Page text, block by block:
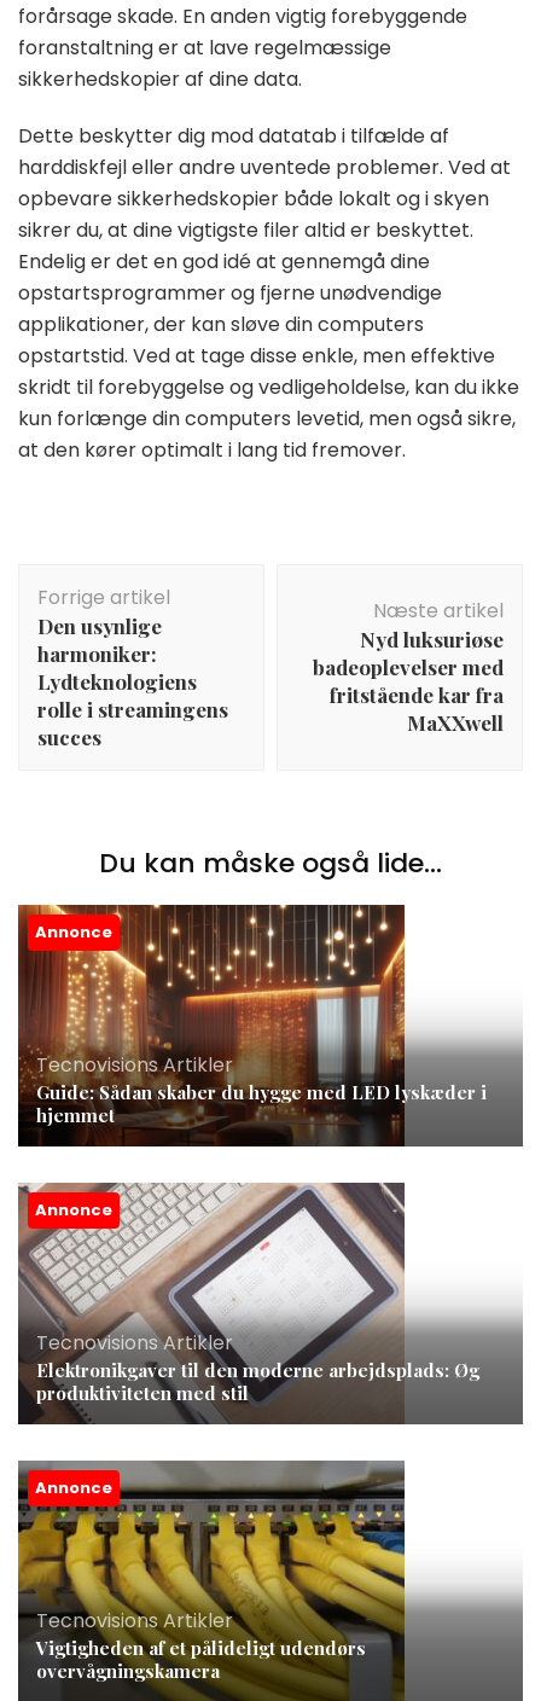
forårsage skade. En anden vigtig forebyggende
foranstaltning er at lave regelmæssige
sikkerhedskopier af dine data.
Dette beskytter dig mod datatab i tilfælde af
harddiskfejl eller andre uventede problemer. Ved at
opbevare sikkerhedskopier både lokalt og i skyen
sikrer du, at dine vigtigste filer altid er beskyttet.
Endelig er det en god idé at gennemgå dine
opstartsprogrammer og fjerne unødvendige
applikationer, der kan sløve din computers
opstartstid. Ved at tage disse enkle, men effektive
skridt til forebyggelse og vedligeholdelse, kan du ikke
kun forlænge din computers levetid, men også sikre,
at den kører optimalt i lang tid fremover.
Forrige artikel
Den usynlige
harmoniker:
Lydteknologiens
rolle i streamingens
succes
Næste artikel
Nyd luksuriøse
badeoplevelser med
fritstående kar fra
MaXXwell
Du kan måske også lide...
Annonce
Tecnovisions Artikler
Guide: Sådan skaber du hygge med LED lyskæder i
hjemmet
Annonce
Tecnovisions Artikler
Elektronikgaver til den moderne arbejdsplads: Øg
produktiviteten med stil
Annonce
Tecnovisions Artikler
Vigtigheden af et pålideligt udendørs
overvågningskamera